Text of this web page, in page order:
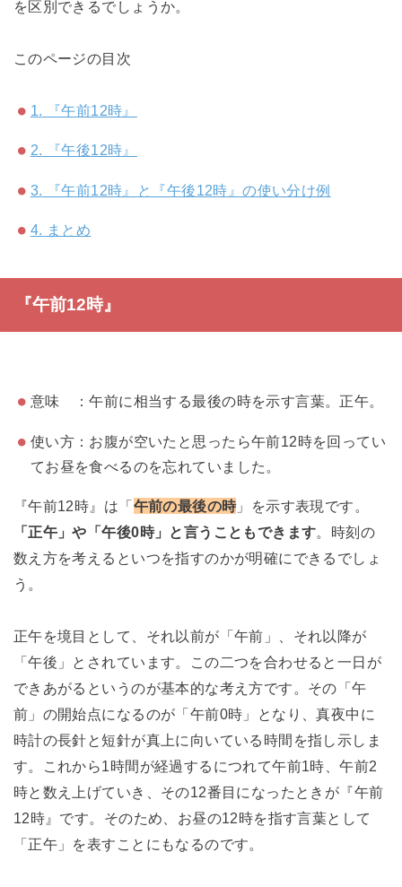
を区別できるでしょうか。
このページの目次
1. 『午前12時』
2. 『午後12時』
3. 『午前12時』と『午後12時』の使い分け例
4. まとめ
『午前12時』
意味 ：午前に相当する最後の時を示す言葉。正午。
使い方：お腹が空いたと思ったら午前12時を回ってい
てお昼を食べるのを忘れていました。
『午前12時』は「 午前の最後の時」を示す表現です。
「正午」や「午後0時」と言うこともできます。時刻の
数え方を考えるといつを指すのかが明確にできるでしょ
う。
正午を境目として、それ以前が「午前」、それ以降が
「午後」とされています。この二つを合わせると一日が
できあがるというのが基本的な考え方です。その「午
前」の開始点になるのが「午前0時」となり、真夜中に
時計の長針と短針が真上に向いている時間を指し示しま
す。これから1時間が経過するにつれて午前1時、午前2
時と数え上げていき、その12番目になったときが『午前
12時』です。そのため、お昼の12時を指す言葉として
「正午」を表すことにもなるのです。